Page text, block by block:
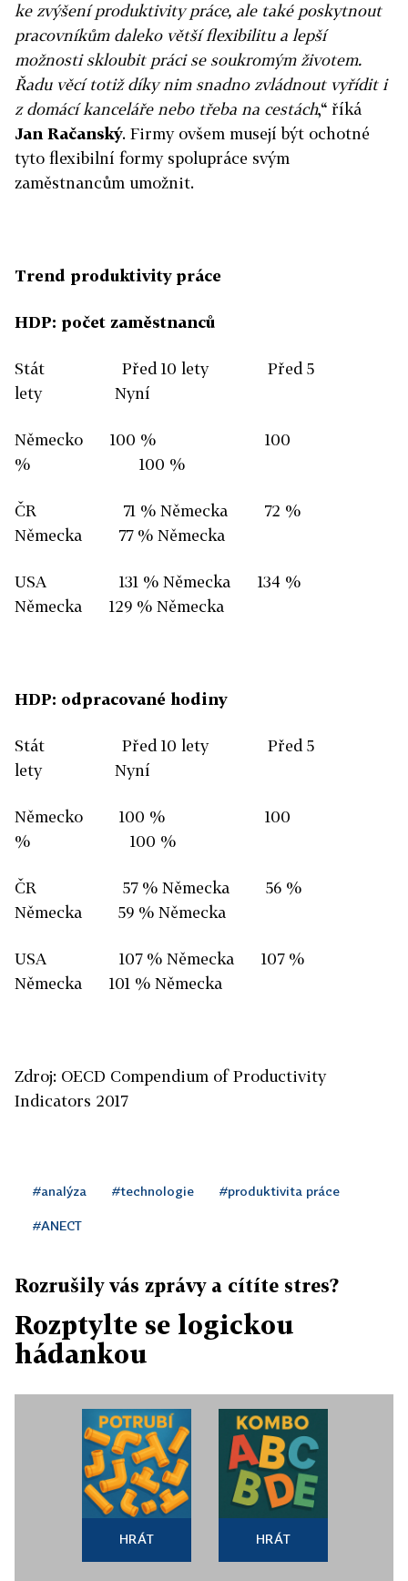
ke zvýšení produktivity práce, ale také poskytnout
pracovníkům daleko větší flexibilitu a lepší
možnosti skloubit práci se soukromým životem.
Řadu věcí totiž díky nim snadno zvládnout vyřídit i
z domácí kanceláře nebo třeba na cestách,“ říká
Jan Račanský. Firmy ovšem musejí být ochotné
tyto flexibilní formy spolupráce svým
zaměstnancům umožnit.
Trend produktivity práce
HDP: počet zaměstnanců
Stát Před 10 lety Před 5
lety Nyní
Německo 100 % 100
% 100 %
ČR 71 % Německa 72 %
Německa 77 % Německa
USA 131 % Německa 134 %
Německa 129 % Německa
HDP: odpracované hodiny
Stát Před 10 lety Před 5
lety Nyní
Německo 100 % 100
% 100 %
ČR 57 % Německa 56 %
Německa 59 % Německa
USA 107 % Německa 107 %
Německa 101 % Německa
Zdroj: OECD Compendium of Productivity
Indicators 2017
#analýza #technologie #produktivita práce
#ANECT
Rozrušily vás zprávy a cítíte stres?
Rozptylte se logickou
hádankou
HRÁT HRÁT